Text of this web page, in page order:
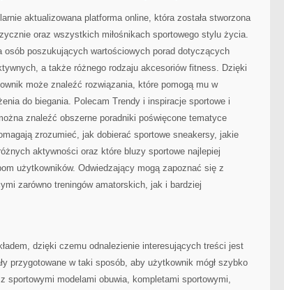
aktualizowana platforma online, która została stworzona
oraz wszystkich miłośnikach sportowego stylu życia.
osób poszukujących wartościowych porad dotyczących
a także różnego rodzaju akcesoriów fitness. Dzięki
może znaleźć rozwiązania, które pomogą mu w
do biegania. Polecam Trendy i inspiracje sportowe i
znaleźć obszerne poradniki poświęcone tematyce
zrozumieć, jak dobierać sportowe sneakersy, jakie
aktywności oraz które bluzy sportowe najlepiej
użytkowników. Odwiedzający mogą zapoznać się z
zarówno treningów amatorskich, jak i bardziej
dzięki czemu odnalezienie interesujących treści jest
przygotowane w taki sposób, aby użytkownik mógł szybko
sportowymi modelami obuwia, kompletami sportowymi,